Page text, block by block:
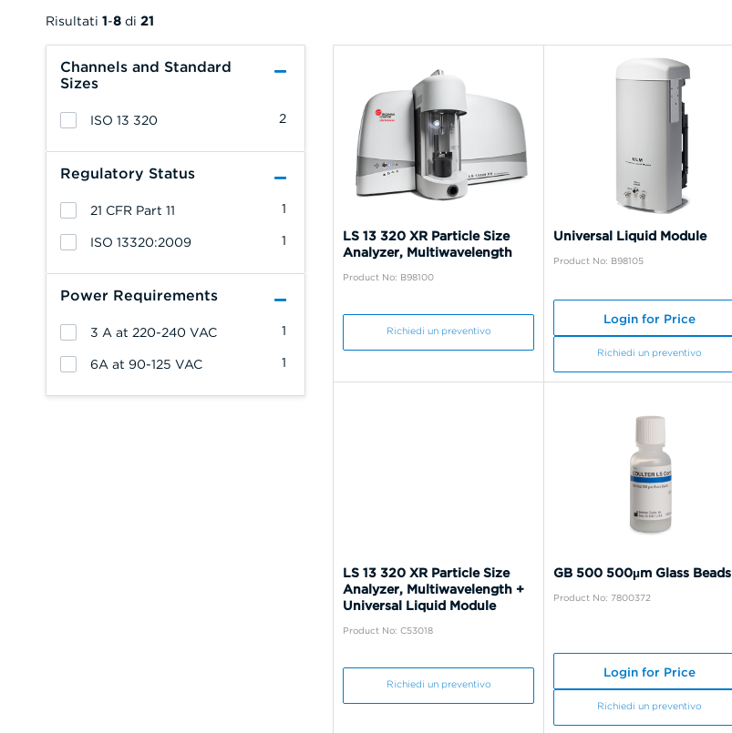
Channels and Standard
Sizes
2
ISO 13 320
Regulatory Status
1
21 CFR Part 11
1
ISO 13320:2009
Power Requirements
1
3 A at 220-240 VAC
1
6A at 90-125 VAC
Risultati 1-8 di 21
LS 13 320 XR Particle Size
Analyzer, Multiwavelength
Product No: B98100
Richiedi un preventivo
Universal Liquid Module
Product No: B98105
Login for Price
Richiedi un preventivo
LS 13 320 XR Particle Size
Analyzer, Multiwavelength +
Universal Liquid Module
Product No: C53018
Richiedi un preventivo
GB 500 500µm Glass Beads
Product No: 7800372
Login for Price
Richiedi un preventivo